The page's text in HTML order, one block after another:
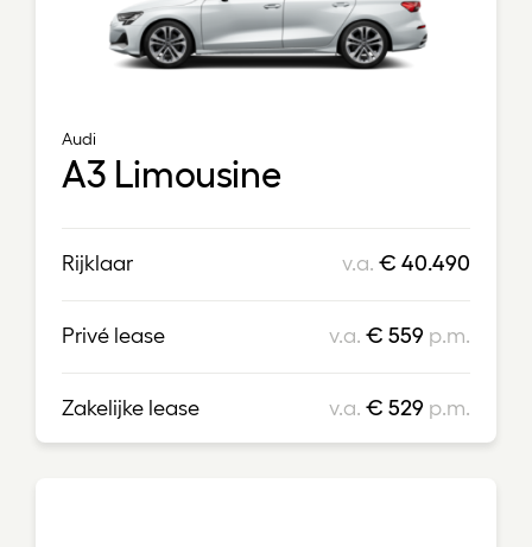
Audi
A3 Limousine
Rijklaar v.a.€ 40.490
Privé lease v.a.€ 559 p.m.
Zakelijke lease v.a.€ 529 p.m.